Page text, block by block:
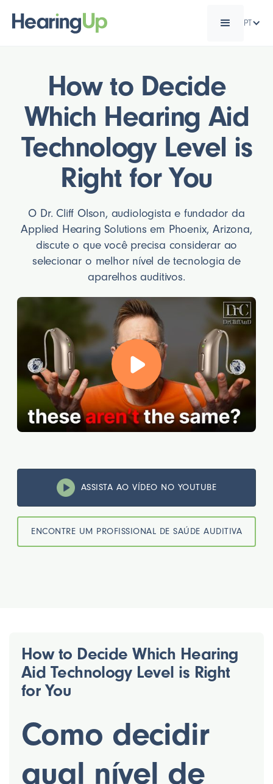
PT
How to Decide
Which Hearing Aid
Technology Level is
Right for You
O Dr. Cliff Olson, audiologista e fundador da
Applied Hearing Solutions em Phoenix, Arizona,
discute o que você precisa considerar ao
selecionar o melhor nível de tecnologia de
aparelhos auditivos.
ASSISTA AO VÍDEO NO YOUTUBE
ENCONTRE UM PROFISSIONAL DE SAÚDE AUDITIVA
How to Decide Which Hearing
Aid Technology Level is Right
for You
Como decidir
qual nível de